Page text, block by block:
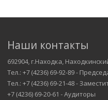
Наши контакты
692904, г.Находка,
Тел.: +7 (4236) 69-92-89 -
Тел.: +7 (4236) 69-21-48 -
+7 (4236) 69-20-61 - Аудиторы